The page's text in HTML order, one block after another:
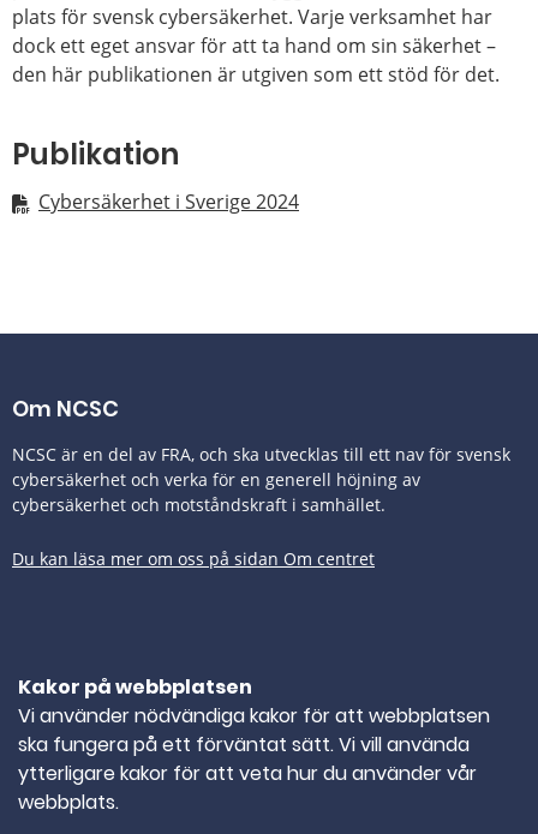
plats för svensk cybersäkerhet. Varje verksamhet har
dock ett eget ansvar för att ta hand om sin säkerhet –
den här publikationen är utgiven som ett stöd för det.
Publikation
Cybersäkerhet i Sverige 2024
Om NCSC
NCSC är en del av FRA, och ska utvecklas till ett nav för svensk
cybersäkerhet och verka för en generell höjning av
cybersäkerhet och motståndskraft i samhället.
Du kan läsa mer om oss på sidan Om centret
Kontakta oss
TELEFONNUMMER
010-382 80 00
E-POST
Kakor på webbplatsen
Vi använder nödvändiga kakor för att webbplatsen
ska fungera på ett förväntat sätt. Vi vill använda
ytterligare kakor för att veta hur du använder vår
webbplats.